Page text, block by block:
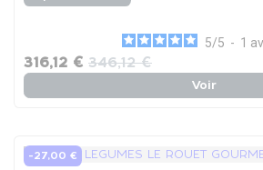
5/5 - 1
316,12 € 346,12 €
Voir
-27,00 €